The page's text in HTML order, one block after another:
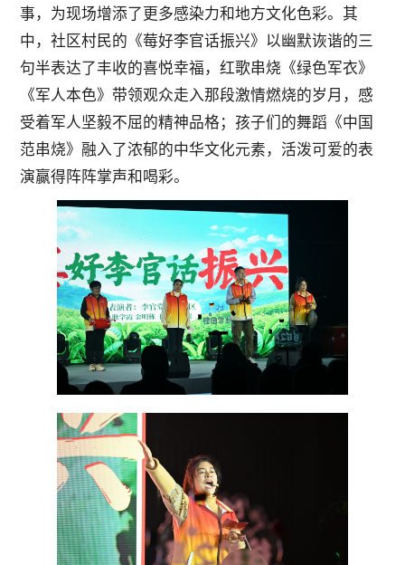
事，为现场增添了更多感染力和地方文化色彩。其
中，社区村民的《莓好李官话振兴》以幽默诙谐的三
句半表达了丰收的喜悦幸福，红歌串烧《绿色军衣》
《军人本色》带领观众走入那段激情燃烧的岁月，感
受着军人坚毅不屈的精神品格；孩子们的舞蹈《中国
范串烧》融入了浓郁的中华文化元素，活泼可爱的表
演赢得阵阵掌声和喝彩。